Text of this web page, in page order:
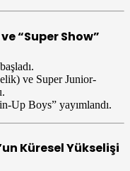
“Super Show”
ve Super Junior-
Up Boys” yayımlandı.
Küresel Yükselişi